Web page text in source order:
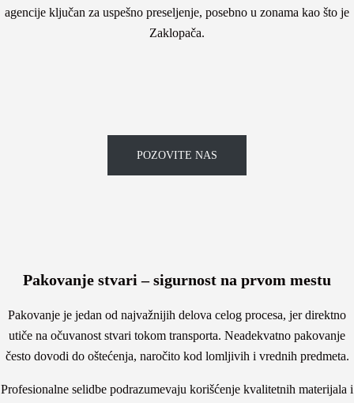
agencije ključan za uspešno preseljenje, posebno u zonama kao što je
Zaklopača.
POZOVITE NAS
Pakovanje stvari – sigurnost na prvom mestu
Pakovanje je jedan od najvažnijih delova celog procesa, jer direktno
utiče na očuvanost stvari tokom transporta. Neadekvatno pakovanje
često dovodi do oštećenja, naročito kod lomljivih i vrednih predmeta.
Profesionalne selidbe podrazumevaju korišćenje kvalitetnih materijala i